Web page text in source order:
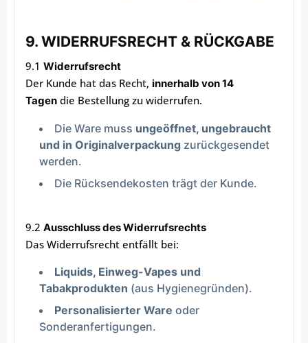
9. WIDERRUFSRECHT & RÜCKGABE
9.1 Widerrufsrecht
Der Kunde hat das Recht, innerhalb von 14
Tagen die Bestellung zu widerrufen.
Die Ware muss ungeöffnet, ungebraucht
und in Originalverpackung zurückgesendet
werden.
Die Rücksendekosten trägt der Kunde.
9.2 Ausschluss des Widerrufsrechts
Das Widerrufsrecht entfällt bei:
Liquids, Einweg-Vapes und
Tabakprodukten (aus Hygienegründen).
Personalisierter Ware oder
Sonderanfertigungen.